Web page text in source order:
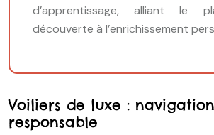
d’apprentissage, alliant le
découverte à l’enrichissement
Voiliers de luxe :
responsable